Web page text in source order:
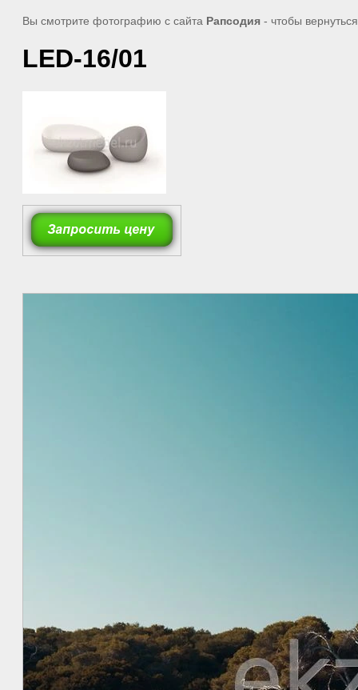
Вы смотрите фотографию с сайта Рапсодия - чтобы
LED-16/01